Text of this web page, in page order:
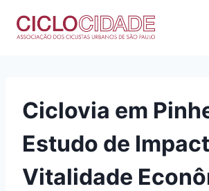
para
Ciclovia em
Estudo de
Vitalidade